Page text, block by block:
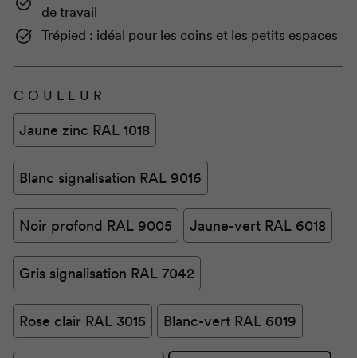
de travail
Trépied : idéal pour les coins et les petits espaces
COULEUR
Jaune zinc RAL 1018
Blanc signalisation RAL 9016
Noir profond RAL 9005 Jaune-vert RAL 6018
Gris signalisation RAL 7042
Rose clair RAL 3015 Blanc-vert RAL 6019